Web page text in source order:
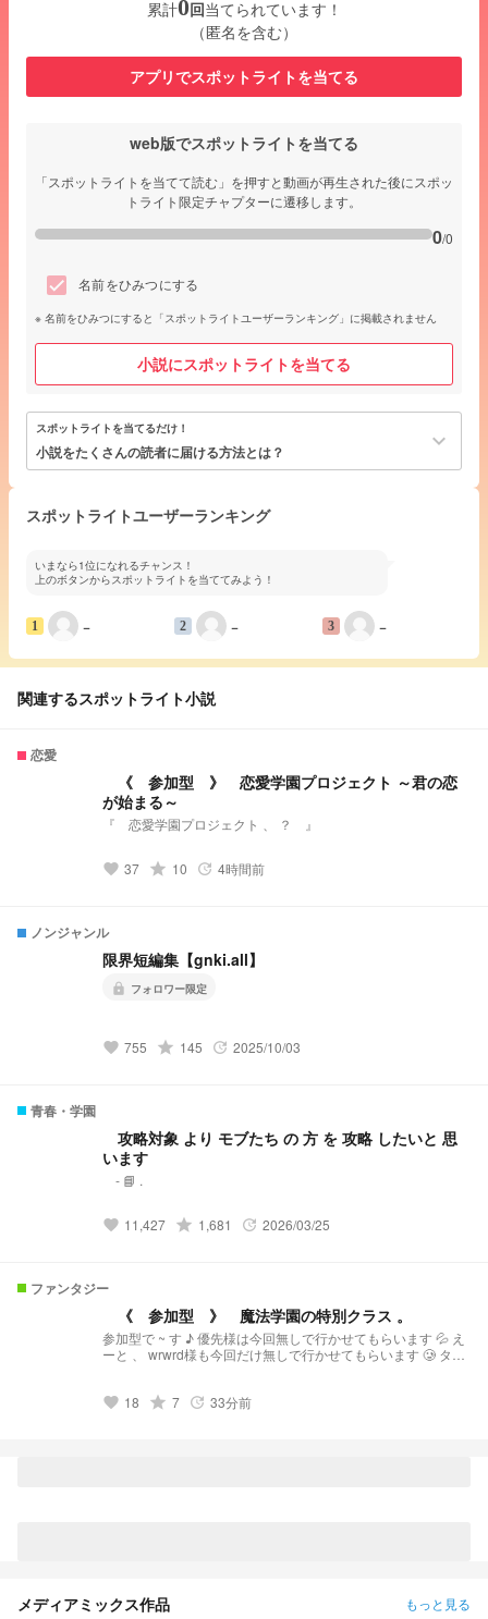
累計0回当てられています！
（匿名を含む）
アプリでスポットライトを当てる
web版でスポットライトを当てる
「スポットライトを当てて読む」を押すと動画が再生された後にスポッ
トライト限定チャプターに遷移します。
0/0
名前をひみつにする
名前をひみつにすると「スポットライトユーザーランキング」に掲載されません
小説にスポットライトを当てる
スポットライトを当てるだけ！
小説をたくさんの読者に届ける方法とは？ keyboard_arrow_down
スポットライトユーザーランキング
いまなら1位になれるチャンス！
上のボタンからスポットライトを当ててみよう！
1 − 2 − 3 −
関連するスポットライト小説
恋愛
《 参加型 》 恋愛学園プロジェクト ～君の恋
が始まる～
『 恋愛学園プロジェクト 、 ？ 』
favorite 37 grade 10 update 4時間前
ノンジャンル
限界短編集【gnki.all】
lock フォロワー限定
favorite 755 grade 145 update 2025/10/03
青春・学園
︎︎攻略対象 より モブたち の 方 を 攻略 したいと 思
います
︎︎‐ 📘 .
favorite 11,427 grade 1,681 update 2026/03/25
ファンタジー
《 参加型 》 魔法学園の特別クラス 。
参加型で ~ す ♪ 優先様は今回無しで行かせてもらいます 💦 え
ーと 、 wrwrd様も今回だけ無しで行かせてもらいます 🥲︎ タグ
favorite 18 grade 7 update 33分前
メディアミックス作品 もっと見る